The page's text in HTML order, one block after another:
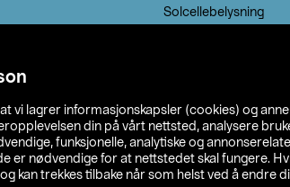
vi lagrer informasjonskapsler (cookies) og
din på vårt nettsted, analysere
funksjonelle, analytiske og
er nødvendige for at nettstedet skal fungere.
kan trekkes tilbake når som helst ved å endre
Solcellebelysning